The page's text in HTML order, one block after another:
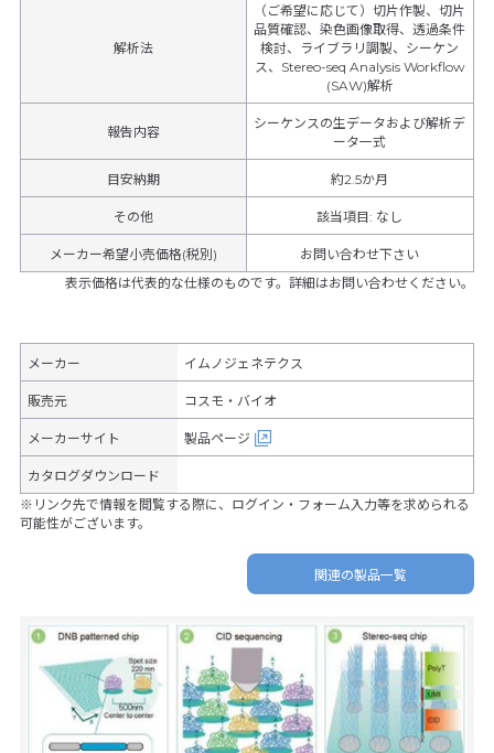
解析法
（ご希望に応じて）切片作製、切片
品質確認、染色画像取得、透過条件
検討、ライブラリ調製、シーケン
ス、Stereo-seq Analysis Workflow
(SAW)解析
報告内容
シーケンスの生データおよび解析デ
ータ一式
目安納期 約2.5か月
その他 該当項目: なし
メーカー希望小売価格(税別)
お問い合わせ下さい
表示価格は代表的な仕様のものです。詳細はお問い合わせください。
メーカー イムノジェネテクス
販売元 コスモ・バイオ
メーカーサイト 製品ページ
カタログダウンロード
※リンク先で情報を閲覧する際に、ログイン・フォーム入力等を求められる
可能性がございます。
関連の製品一覧